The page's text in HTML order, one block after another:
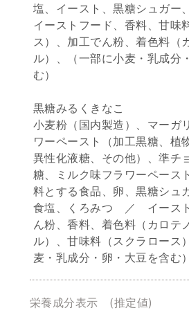
塩、イースト、黒糖シュガ
イーストフード、香料、甘味
ス）、加工でん粉、着色料（
ル）、（一部に小麦・乳成分
む）
黒糖みるくきなこ
小麦粉（国内製造）、マーガ
ワーペースト（加工黒糖、植
異性化液糖、その他）、準チ
糖、ミルク味フラワーペース
料とする食品、卵、黒糖シュ
食塩、くろみつ ／ イース
ん粉、香料、着色料（カロテ
ル）、甘味料（スクラロース
麦・乳成分・卵・大豆を含む）
栄養成分表示 (推定値)